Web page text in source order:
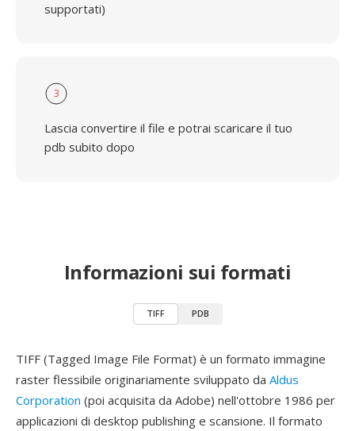
supportati)
3
Lascia convertire il file e potrai scaricare il tuo
pdb subito dopo
Informazioni sui formati
TIFF PDB
TIFF (Tagged Image File Format) è un formato immagine
raster flessibile originariamente sviluppato da Aldus
Corporation (poi acquisita da Adobe) nell'ottobre 1986 per
applicazioni di desktop publishing e scansione. Il formato